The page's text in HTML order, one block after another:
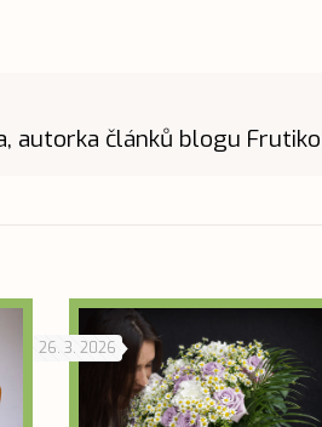
autorka článků blogu Frutiko
26. 3. 2026